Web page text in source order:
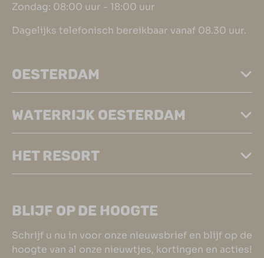
Zondag: 08:00 uur - 18:00 uur
Dagelijks telefonisch bereikbaar vanaf 08.30 uur.
OESTERDAM
WATERRIJK OESTERDAM
HET RESORT
BLIJF OP DE HOOGTE
Schrijf u nu in voor onze nieuwsbrief en blijf op de
hoogte van al onze nieuwtjes, kortingen en acties!